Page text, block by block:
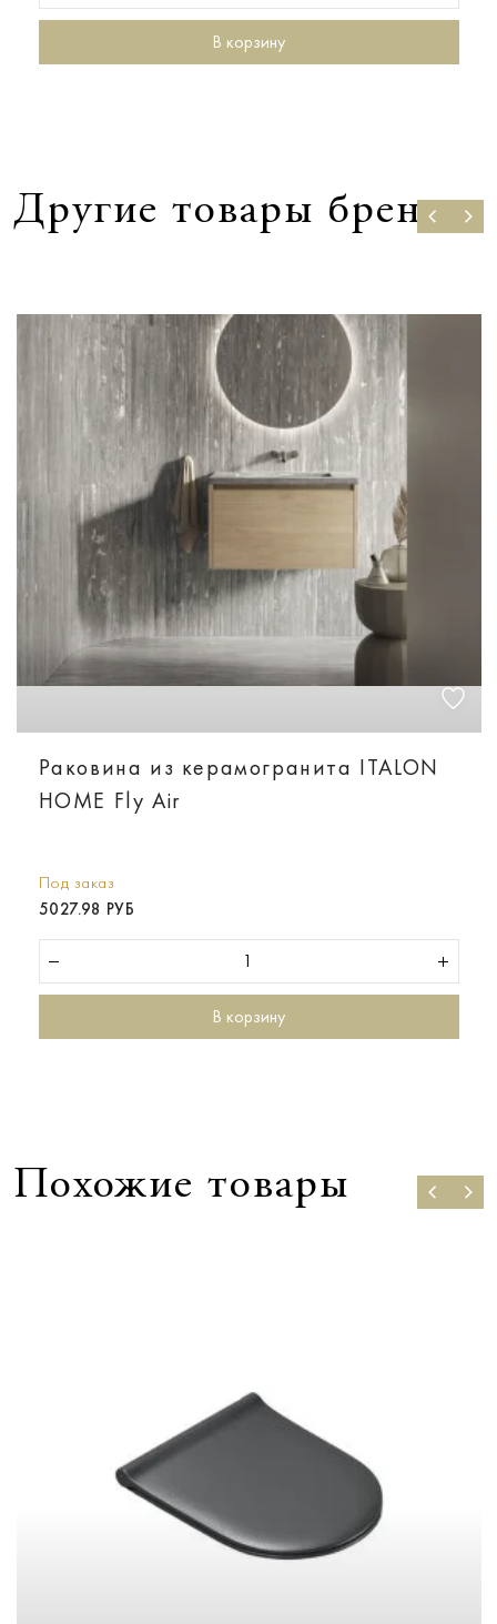
В корзину
Другие товары бренда
Раковина из керамогранита ITALON
HOME Fly Air
Под заказ
5027.98 РУБ
В корзину
Похожие товары